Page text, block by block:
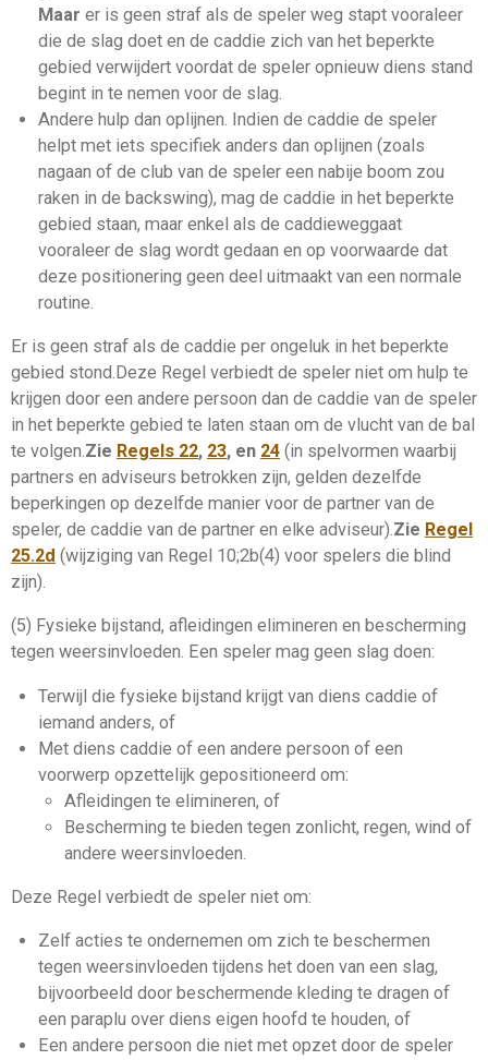
Maar er is geen straf als de speler weg stapt vooraleer
die de slag doet en de caddie zich van het beperkte
gebied verwijdert voordat de speler opnieuw diens stand
begint in te nemen voor de slag
Andere hulp dan oplijnen . Indien de caddie de speler
helpt met iets specifiek anders dan oplijnen (zoals
nagaan of de club van de speler een nabije boom zou
raken in de backswing), mag de caddie in het beperkte
gebied staan, maar enkel als de caddieweggaat
vooraleer de slag wordt gedaan en op voorwaarde dat
deze positionering geen deel uitmaakt van een normale
routine.
Er is geen straf als de caddie per ongeluk in het beperkte
gebied stond.Deze Regel verbiedt de speler niet om hulp te
krijgen door een andere persoon dan de caddie van de speler
in het beperkte gebied te laten staan om de vlucht van de bal
te volgen.Zie Regels 22, 23, en 24 (in spelvormen waarbij
partners en adviseurs betrokken zijn, gelden dezelfde
beperkingen op dezelfde manier voor de partner van de
speler, de caddie van de partner en elke adviseur).Zie Regel
25.2d (wijziging van Regel 10;2b(4) voor spelers die blind
zijn).
(5) Fysieke bijstand, afleidingen elimineren en bescherming
tegen weersinvloeden. Een speler mag geen slag doen:
Terwijl die fysieke bijstand krijgt van diens caddie of
iemand anders, of
Met diens caddie of een andere persoon of een
voorwerp opzettelijk gepositioneerd om:
Afleidingen te elimineren, of
Bescherming te bieden tegen zonlicht, regen, wind of
andere weersinvloeden.
Deze Regel verbiedt de speler niet om:
Zelf acties te ondernemen om zich te beschermen
tegen weersinvloeden tijdens het doen van een slag,
bijvoorbeeld door beschermende kleding te dragen of
een paraplu over diens eigen hoofd te houden, of
Een andere persoon die niet met opzet door de speler